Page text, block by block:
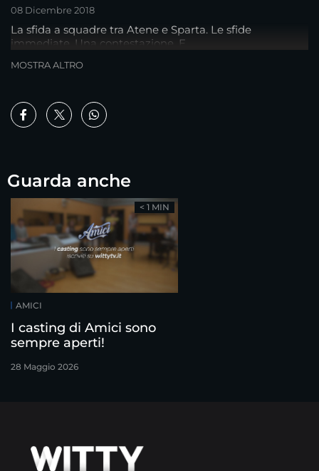
08 Dicembre 2018
La sfida a squadre tra Atene e Sparta. Le sfide
immediate. Una contestazione. E...
MOSTRA ALTRO
Guarda anche
AMICI
I casting di Amici sono
sempre aperti!
28 Maggio 2026
< 1 MIN